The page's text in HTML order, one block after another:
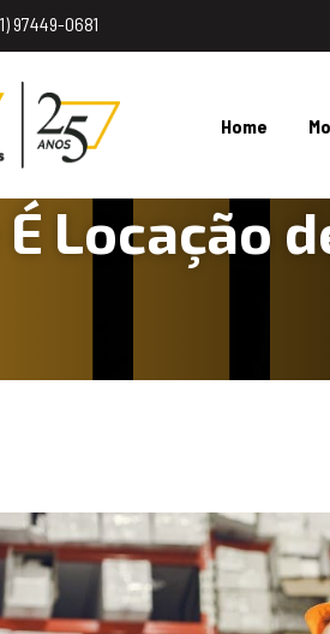
97449-0681
Home
É Locação
//